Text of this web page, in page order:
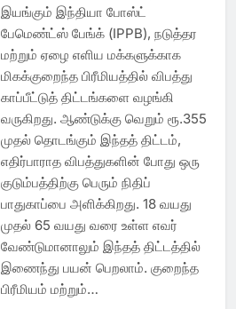
இயங்கும் இந்தியா போஸ்ட்
பேமெண்ட்ஸ் பேங்க் (IPPB), நடுத்தர
மற்றும் ஏழை எளிய மக்களுக்காக
மிகக்குறைந்த பிரீமியத்தில் விபத்து
காப்பீட்டுத் திட்டங்களை வழங்கி
வருகிறது. ஆண்டுக்கு வெறும் ரூ.355
முதல் தொடங்கும் இந்தத் திட்டம்,
எதிர்பாராத விபத்துகளின் போது ஒரு
குடும்பத்திற்கு பெரும் நிதிப்
பாதுகாப்பை அளிக்கிறது. 18 வயது
முதல் 65 வயது வரை உள்ள எவர்
வேண்டுமானாலும் இந்தத் திட்டத்தில்
இணைந்து பயன் பெறலாம். குறைந்த
பிரீமியம் மற்றும்…